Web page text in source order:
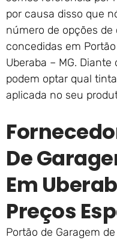
por causa disso que
número de opções
concedidas em
Uberaba – MG.
podem optar qual
aplicada no seu
De
Em
Preços
Portão de Garagem